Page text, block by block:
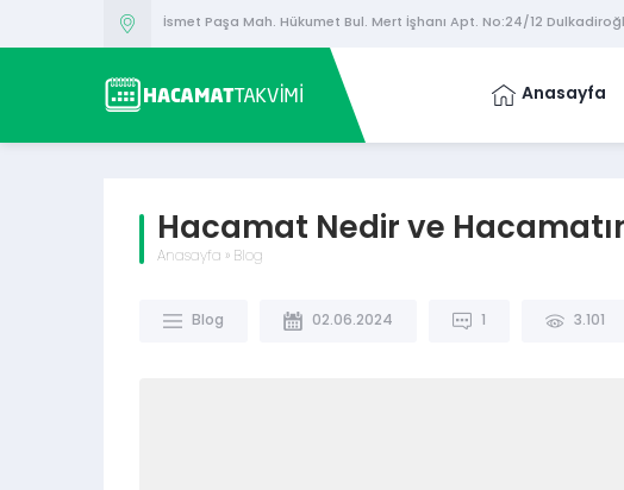
İsmet Paşa Mah. Hükumet Bul. Mert İşhanı Apt. No:24/12
Anasayfa
Hacamat Nedir ve
Anasayfa » Blog
Blog 02.06.2024 3.101